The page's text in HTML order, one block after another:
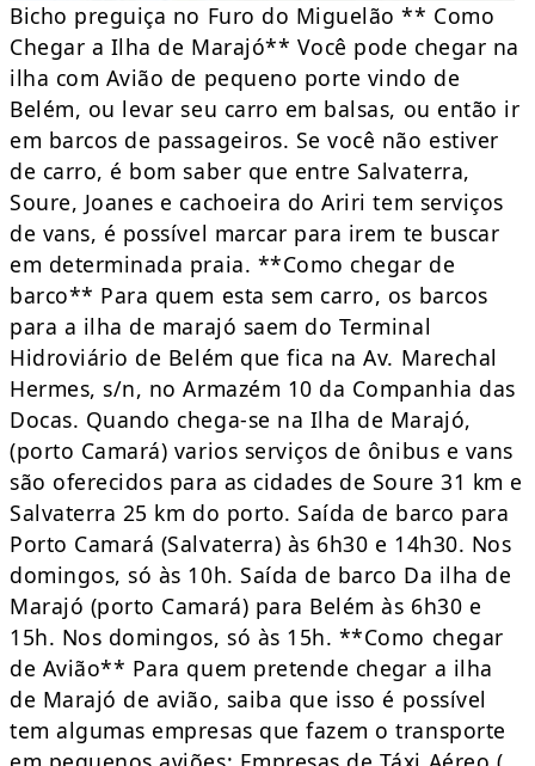
Bicho preguiça no Furo do Miguelão ** Como
Chegar a Ilha de Marajó** Você pode chegar na
ilha com Avião de pequeno porte vindo de
Belém, ou levar seu carro em balsas, ou então ir
em barcos de passageiros. Se você não estiver
de carro, é bom saber que entre Salvaterra,
Soure, Joanes e cachoeira do Ariri tem serviços
de vans, é possível marcar para irem te buscar
em determinada praia. **Como chegar de
barco** Para quem esta sem carro, os barcos
para a ilha de marajó saem do Terminal
Hidroviário de Belém que fica na Av. Marechal
Hermes, s/n, no Armazém 10 da Companhia das
Docas. Quando chega-se na Ilha de Marajó,
(porto Camará) varios serviços de ônibus e vans
são oferecidos para as cidades de Soure 31 km e
Salvaterra 25 km do porto. Saída de barco para
Porto Camará (Salvaterra) às 6h30 e 14h30. Nos
domingos, só às 10h. Saída de barco Da ilha de
Marajó (porto Camará) para Belém às 6h30 e
15h. Nos domingos, só às 15h. **Como chegar
de Avião** Para quem pretende chegar a ilha
de Marajó de avião, saiba que isso é possível
tem algumas empresas que fazem o transporte